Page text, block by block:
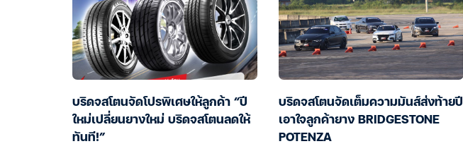
บริดจสโตนจัดโปรพิเศษให้ลูกค้า “ปี
ใหม่เปลี่ยนยางใหม่ บริดจสโตนลดให้
ทันที!”
บริดจสโตนจัดเต็มความมันส์ส่งท้ายปี
เอาใจลูกค้ายาง BRIDGESTONE
POTENZA